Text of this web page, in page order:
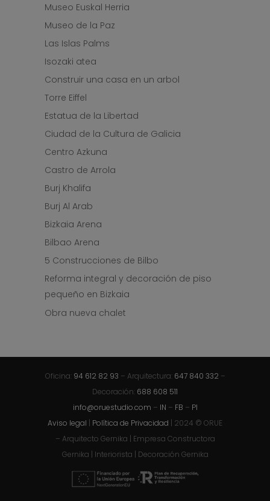
Museo Euskal Herria
Museo de la Paz
Las Islas Palms
Isozaki atea
Construir una casa en un arbol
Torre Eiffel
Estatua de la Libertad
Ciudad de la Cultura de Galicia
Centro Azkuna
Castro de Arrola
Burj Khalifa
Burj Al Arab
Bizkaia Arena
Bilbao Arena
5 Construcciones de Bilbo
Reforma integral y decoración de piso
pequeño en Bizkaia
Obra nueva chalet
Oficina: 94 612 82 93 – Arquitectura: 647 840 332 –
Decoración: 688 608 511
info@oruestudio.com – IN – FB – PI
Aviso legal | Política de Privacidad | 2024 © ORUE
– Arquitecto Gernika | Empresa Constructora
Gernika | Interiorista | Decoración Gernika